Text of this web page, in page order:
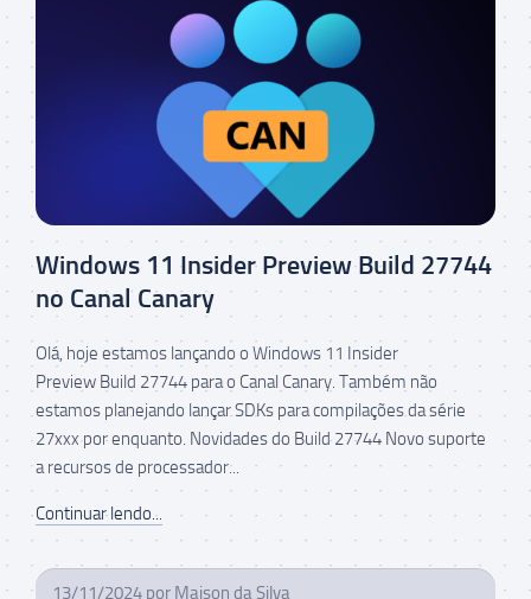
Windows 11 Insider Preview Build 27744
no Canal Canary
Olá, hoje estamos lançando o Windows 11 Insider
Preview Build 27744 para o Canal Canary. Também não
estamos planejando lançar SDKs para compilações da série
27xxx por enquanto. Novidades do Build 27744 Novo suporte
a recursos de processador...
Continuar lendo...
13/11/2024 por Maison da Silva